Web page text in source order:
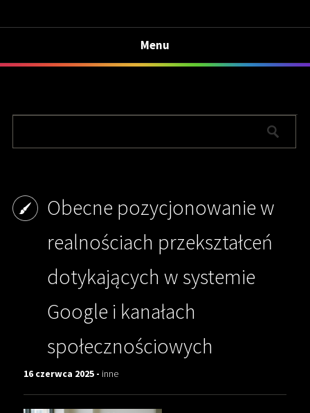
Menu
Obecne pozycjonowanie w
realnościach przekształceń
dotykających w systemie
Google i kanałach
społecznościowych
16 czerwca 2025 - inne